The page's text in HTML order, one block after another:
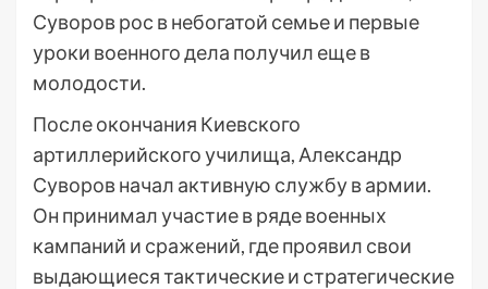
Суворов рос в небогатой семье и первые
уроки военного дела получил еще в
молодости.
После окончания Киевского
артиллерийского училища, Александр
Суворов начал активную службу в армии.
Он принимал участие в ряде военных
кампаний и сражений, где проявил свои
выдающиеся тактические и стратегические